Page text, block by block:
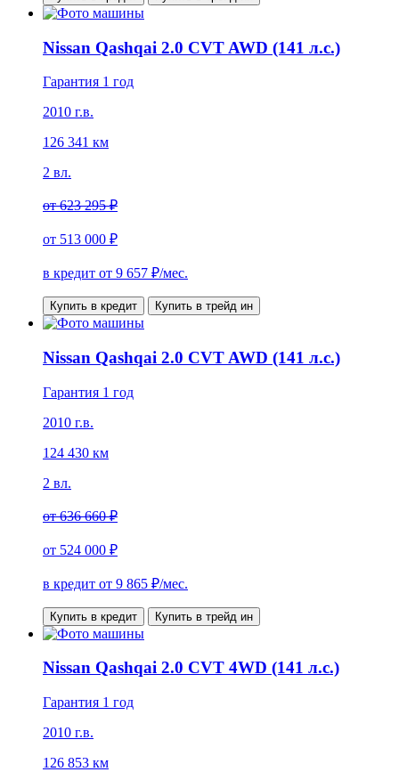
Nissan Qashqai 2.0 CVT AWD (141 л.с.)
Гарантия 1 год
2010 г.в.
126 341 км
2 вл.
от623 295 ₽
от 513 000 ₽
в кредит от 9 657 ₽/мес.
Купить в кредит Купить в трейд ин
Nissan Qashqai 2.0 CVT AWD (141 л.с.)
Гарантия 1 год
2010 г.в.
124 430 км
2 вл.
от636 660 ₽
от 524 000 ₽
в кредит от 9 865 ₽/мес.
Купить в кредит Купить в трейд ин
Nissan Qashqai 2.0 CVT 4WD (141 л.с.)
Гарантия 1 год
2010 г.в.
126 853 км